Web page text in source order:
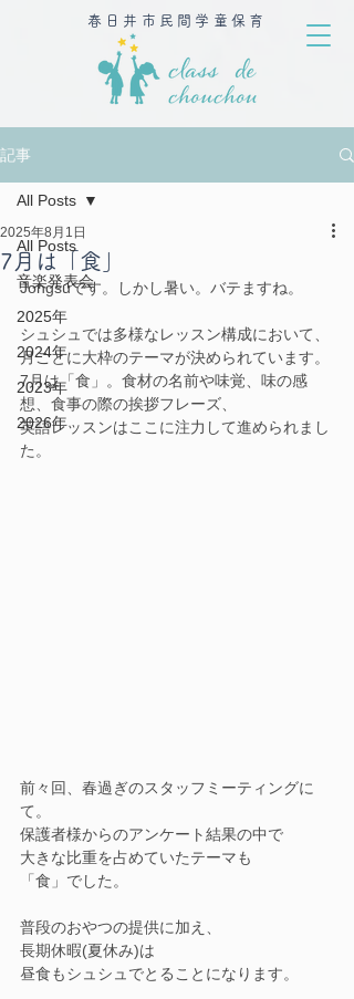
春日井市民間学童保育
記事
All Posts
音楽発表会
2025年
2024年
2023年
2026年
All Posts
7月は「食」
2025年8月1日
Jongsuです。しかし暑い。バテますね。
シュシュでは多様なレッスン構成において、
月ごとに大枠のテーマが決められています。
7月は「食」。食材の名前や味覚、味の感
想、食事の際の挨拶フレーズ、
英語レッスンはここに注力して進められまし
た。
前々回、春過ぎのスタッフミーティングに
て。
保護者様からのアンケート結果の中で
大きな比重を占めていたテーマも
「食」でした。
普段のおやつの提供に加え、
長期休暇(夏休み)は
昼食もシュシュでとることになります。